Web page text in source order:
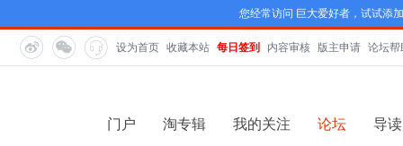
您经常访问 巨大爱好者，试试添
设为首页 收藏本站 每日签到 内容审核 版主申请 论坛帮
门户 淘专辑 我的关注 论坛 导读